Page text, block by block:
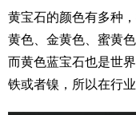
黄宝石的颜色有多种
黄色、金黄色、蜜黄
而黄色蓝宝石也是世
铁或者镍，所以在行